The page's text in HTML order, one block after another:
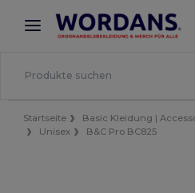
× Wordans App
Bessere Preise in der App!
Startseite Basic Kleidung |
Unisex
B&C Pro BC825